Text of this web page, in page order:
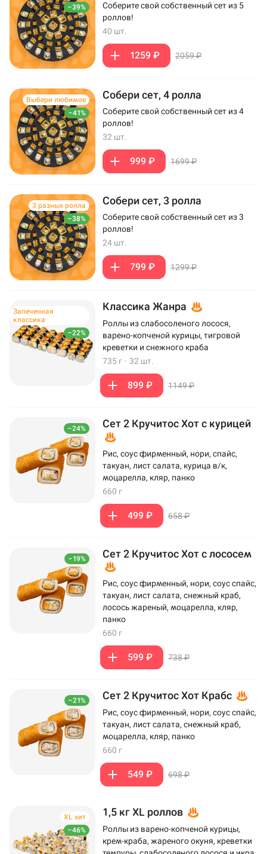
–39%
Соберите свой собственный сет из 5
роллов!
40 шт.
1259 ₽ 2059 ₽
–41%
Выбери любимое Собери сет, 4 ролла
Соберите свой собственный сет из 4
роллов!
32 шт.
999 ₽ 1699 ₽
–38%
3 разных ролла Собери сет, 3 ролла
Соберите свой собственный сет из 3
роллов!
24 шт.
799 ₽ 1299 ₽
–22%
Запеченная
классика
Классика Жанра
Роллы из слабосоленого лосося,
варено-копченой курицы, тигровой
креветки и снежного краба
735 г · 32 шт.
899 ₽ 1149 ₽
–24% Сет 2 Кручитос Хот с курицей
Рис, соус фирменный, нори, спайс,
такуан, лист салата, курица в/к,
моцарелла, кляр, панко
660 г
499 ₽ 658 ₽
–19% Сет 2 Кручитос Хот с лососем
Рис, соус фирменный, нори, соус спайс,
такуан, лист салата, снежный краб,
лосось жареный, моцарелла, кляр,
панко
660 г
599 ₽ 738 ₽
–21% Сет 2 Кручитос Хот Крабс
Рис, соус фирменный, нори, соус спайс,
такуан, лист салата, снежный краб,
моцарелла, кляр, панко
660 г
549 ₽ 698 ₽
–46%
XL хит 1,5 кг XL роллов
Роллы из варено-копченой курицы,
крем-краба, жареного окуня, креветки